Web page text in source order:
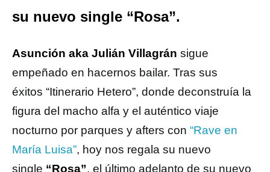
su nuevo single “Rosa”.
Asunción aka Julián Villagrán sigue
empeñado en hacernos bailar. Tras sus
éxitos “Itinerario Hetero”, donde deconstruía la
figura del macho alfa y el auténtico viaje
nocturno por parques y afters con “Rave en
María Luisa”, hoy nos regala su nuevo
single “Rosa”, el último adelanto de su nuevo